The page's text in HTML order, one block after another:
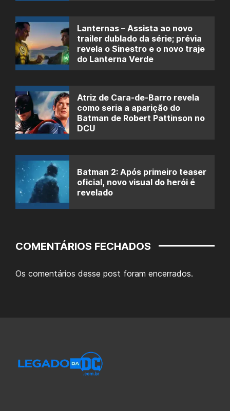
Lanternas – Assista ao novo
trailer dublado da série; prévia
revela o Sinestro e o novo traje
do Lanterna Verde
Atriz de Cara-de-Barro revela
como seria a aparição do
Batman de Robert Pattinson no
DCU
Batman 2: Após primeiro teaser
oficial, novo visual do herói é
revelado
COMENTÁRIOS FECHADOS
Os comentários desse post foram encerrados.